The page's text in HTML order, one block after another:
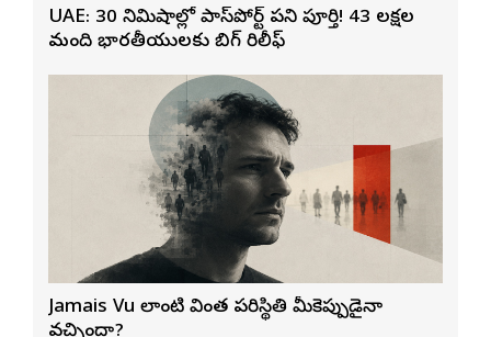
UAE: 30 నిమిషాల్లో పాస్‌పోర్ట్ పని పూర్తి! 43 లక్షల
మంది భారతీయులకు బిగ్ రిలీఫ్
Jamais Vu లాంటి వింత పరిస్థితి మీకెప్పుడైనా
వచ్చిందా?